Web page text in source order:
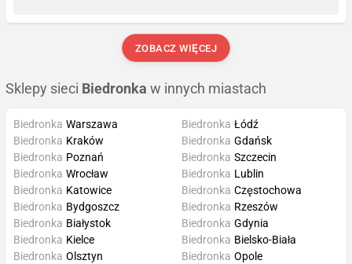
ZOBACZ WIĘCEJ
Sklepy sieci Biedronka w innych miastach
Biedronka Warszawa
Biedronka Kraków
Biedronka Poznań
Biedronka Wrocław
Biedronka Łódź
Biedronka Gdańsk
Biedronka Szczecin
Biedronka Lublin
Biedronka Katowice
Biedronka Bydgoszcz
Biedronka Białystok
Biedronka Kielce
Biedronka Częstochowa
Biedronka Rzeszów
Biedronka Gdynia
Biedronka Bielsko-Biała
Biedronka Olsztyn
Biedronka Opole